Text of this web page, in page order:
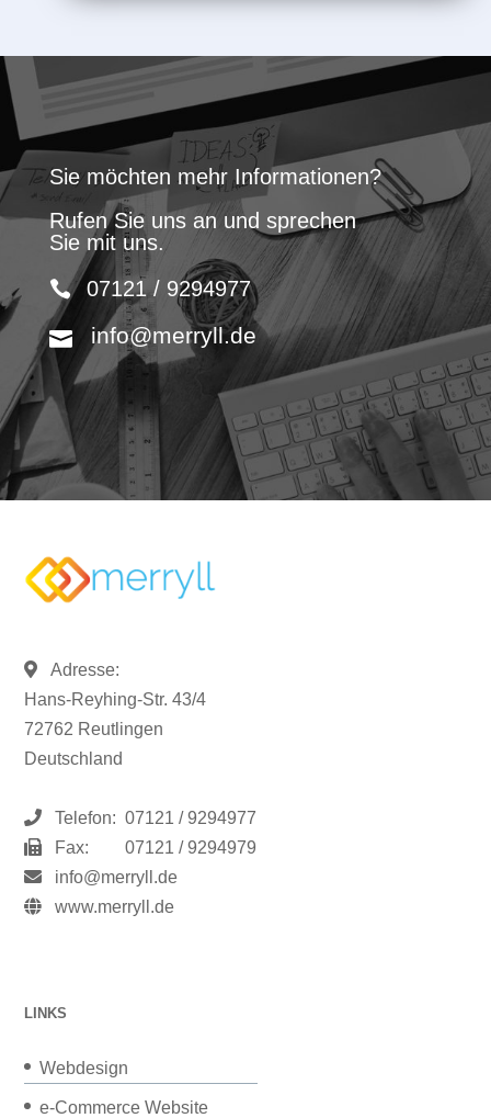
Sie möchten mehr Informationen?
Rufen Sie uns an und sprechen
Sie mit uns.
07121 / 9294977
info@merryll.de
Adresse:
Hans-Reyhing-Str. 43/4
72762 Reutlingen
Deutschland
Telefon: 07121 / 9294977
Fax:
07121 / 9294979
info@merryll.de
www.merryll.de
LINKS
Webdesign
e-Commerce Website